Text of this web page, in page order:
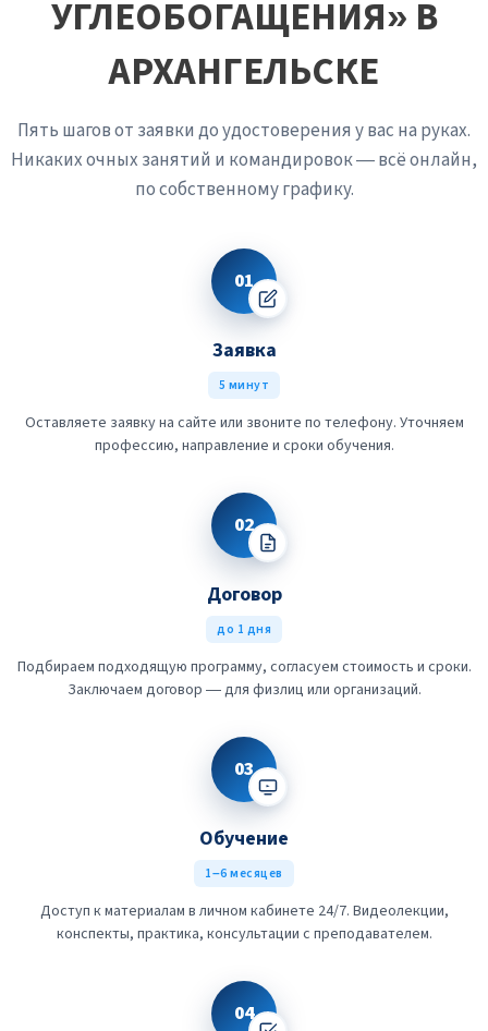
УГЛЕОБОГАЩЕНИЯ» В
АРХАНГЕЛЬСКЕ
Пять шагов от заявки до удостоверения у вас на руках.
Никаких очных занятий и командировок — всё онлайн,
по собственному графику.
01
Заявка
5 минут
Оставляете заявку на сайте или звоните по телефону. Уточняем
профессию, направление и сроки обучения.
02
Договор
до 1 дня
Подбираем подходящую программу, согласуем стоимость и сроки.
Заключаем договор — для физлиц или организаций.
03
Обучение
1–6 месяцев
Доступ к материалам в личном кабинете 24/7. Видеолекции,
конспекты, практика, консультации с преподавателем.
04